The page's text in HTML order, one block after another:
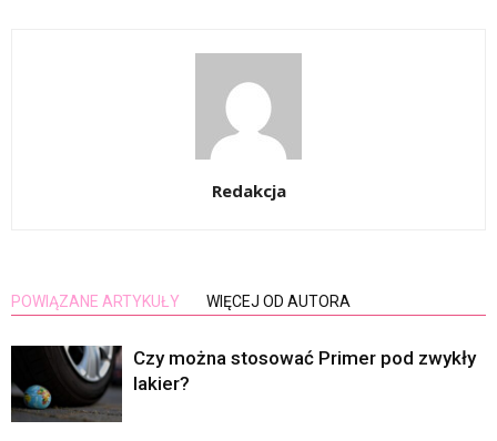
Redakcja
POWIĄZANE ARTYKUŁY WIĘCEJ OD AUTORA
Czy można stosować Primer pod zwykły
lakier?